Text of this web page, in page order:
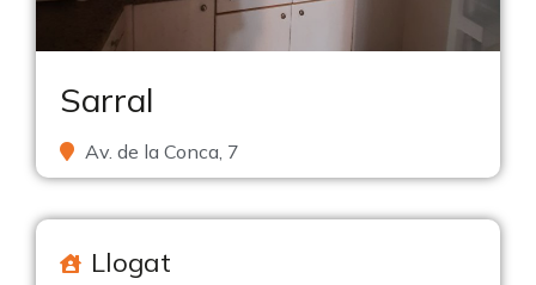
Sarral
Av. de la Conca, 7
Llogat